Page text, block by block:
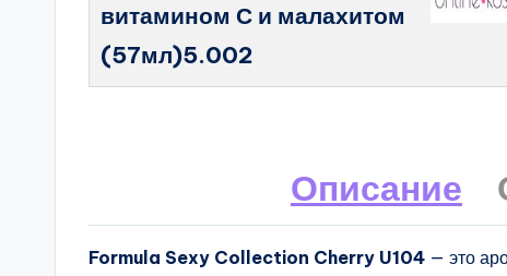
витамином С и малахитом
(57мл)5.002
Описание
Formula Sexy Collection Cherry U104 — это